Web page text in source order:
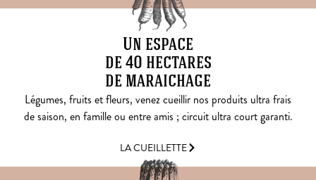
Un espace
de 40 hectares
de maraichage
Légumes, fruits et fleurs, venez cueillir nos produits ultra frais
de saison, en famille ou entre amis ; circuit ultra court garanti.
LA CUEILLETTE